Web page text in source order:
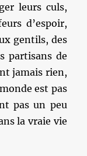
leurs culs,
d’espoir,
gentils, des
partisans de
jamais rien,
est pas
pas un peu
la vraie vie